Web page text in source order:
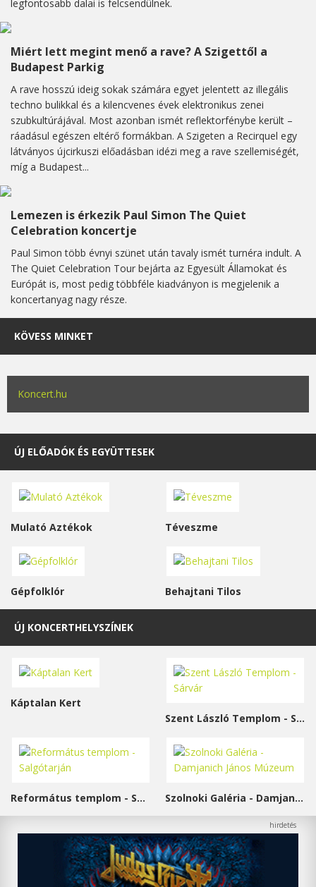
legfontosabb dalai is felcsendülnek.
Miért lett megint menő a rave? A Szigettől a
Budapest Parkig
A rave hosszú ideig sokak számára egyet jelentett az illegális
techno bulikkal és a kilencvenes évek elektronikus zenei
szubkultúrájával. Most azonban ismét reflektorfénybe került –
ráadásul egészen eltérő formákban. A Szigeten a Recirquel egy
látványos újcirkuszi előadásban idézi meg a rave szellemiségét,
míg a Budapest...
Lemezen is érkezik Paul Simon The Quiet
Celebration koncertje
Paul Simon több évnyi szünet után tavaly ismét turnéra indult. A
The Quiet Celebration Tour bejárta az Egyesült Államokat és
Európát is, most pedig többféle kiadványon is megjelenik a
koncertanyag nagy része.
KÖVESS MINKET
Koncert.hu
ÚJ ELŐADÓK ÉS EGYÜTTESEK
Mulató Aztékok Téveszme
Gépfolklór Behajtani Tilos
ÚJ KONCERTHELYSZÍNEK
Káptalan Kert
Szent László Templom - Sárvár
Református templom - Salgótarján Szolnoki Galéria - Damjanich János Múzeum